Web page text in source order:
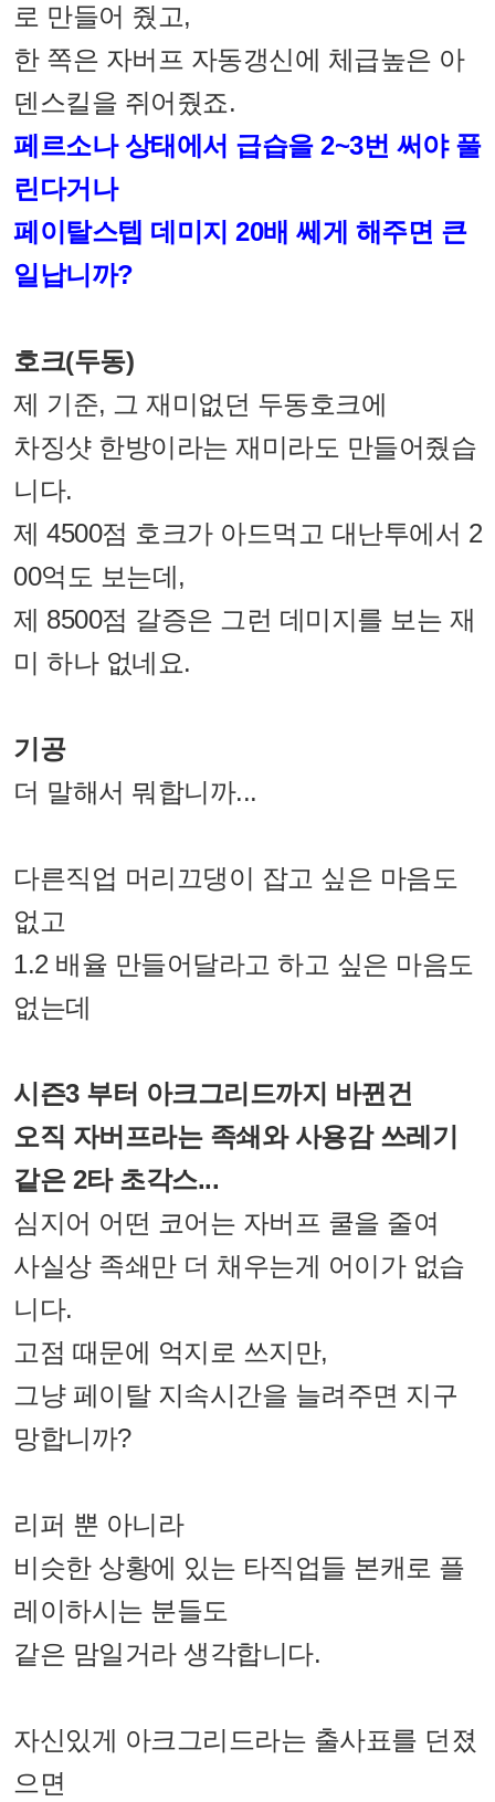
로 만들어 줬고,
한 쪽은 자버프 자동갱신에 체급높은 아
덴스킬을 쥐어줬죠.
페르소나 상태에서 급습을 2~3번 써야 풀
린다거나
페이탈스텝 데미지 20배 쎄게 해주면 큰
일납니까?
호크(두동)
제 기준, 그 재미없던 두동호크에
차징샷 한방이라는 재미라도 만들어줬습
니다.
제 4500점 호크가 아드먹고 대난투에서 2
00억도 보는데,
제 8500점 갈증은 그런 데미지를 보는 재
미 하나 없네요.
기공
더 말해서 뭐합니까...
다른직업 머리끄댕이 잡고 싶은 마음도
없고
1.2 배율 만들어달라고 하고 싶은 마음도
없는데
시즌3 부터 아크그리드까지 바뀐건
오직 자버프라는 족쇄와 사용감 쓰레기
같은 2타 초각스...
심지어 어떤 코어는 자버프 쿨을 줄여
사실상 족쇄만 더 채우는게 어이가 없습
니다.
고점 때문에 억지로 쓰지만,
그냥 페이탈 지속시간을 늘려주면 지구
망합니까?
리퍼 뿐 아니라
비슷한 상황에 있는 타직업들 본캐로 플
레이하시는 분들도
같은 맘일거라 생각합니다.
자신있게 아크그리드라는 출사표를 던졌
으면